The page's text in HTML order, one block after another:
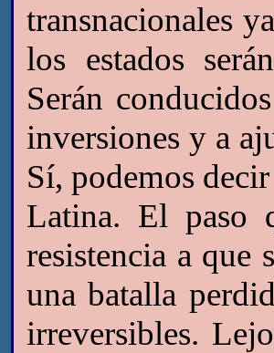
transnacionales
los estados
Serán
inversiones y a
Sí, podemos
Latina. El paso
resistencia a que
una batalla
irreversibles.